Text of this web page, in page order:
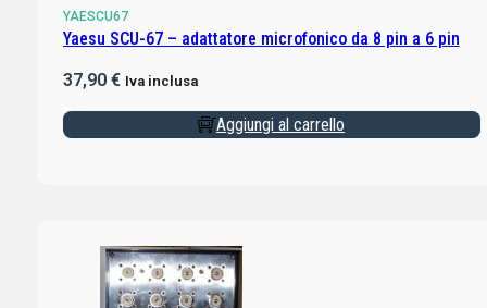
YAESCU67
Yaesu SCU-67 – adattatore microfonico da 8 pin a 6 pin
37,90 € Iva inclusa
Aggiungi al carrello